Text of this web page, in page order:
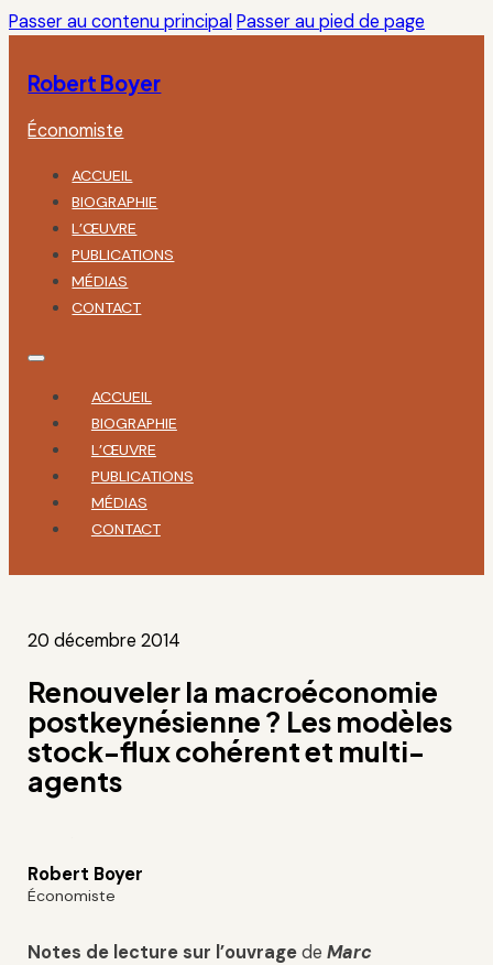
Passer au contenu principal Passer au pied de page
Robert Boyer
Économiste
ACCUEIL
BIOGRAPHIE
L’ŒUVRE
PUBLICATIONS
MÉDIAS
CONTACT
ACCUEIL
BIOGRAPHIE
L’ŒUVRE
PUBLICATIONS
MÉDIAS
CONTACT
20 décembre 2014
Renouveler la macroéconomie
postkeynésienne ? Les modèles
stock-flux cohérent et multi-
agents
Robert Boyer
Économiste
Notes de lecture sur l’ouvragedeMarc